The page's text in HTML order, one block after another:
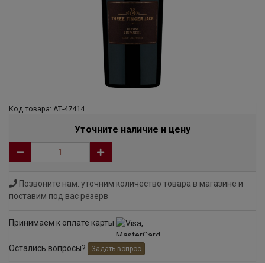
Код товара: АТ-47414
Уточните наличие и цену
Позвоните нам: уточним количество товара в магазине и
поставим под вас резерв
Принимаем к оплате карты
Остались вопросы? Задать вопрос